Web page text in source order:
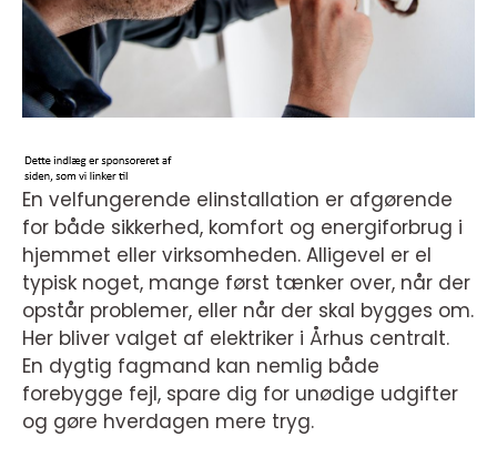
En velfungerende elinstallation er afgørende
for både sikkerhed, komfort og energiforbrug i
hjemmet eller virksomheden. Alligevel er el
typisk noget, mange først tænker over, når der
opstår problemer, eller når der skal bygges om.
Her bliver valget af elektriker i Århus centralt.
En dygtig fagmand kan nemlig både
forebygge fejl, spare dig for unødige udgifter
og gøre hverdagen mere tryg.